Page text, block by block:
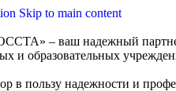
Skip to main content
– ваш надежный
и образовательных
в пользу надежности и